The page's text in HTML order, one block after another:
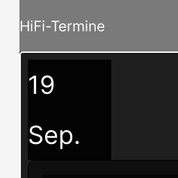
HiFi-Termine
19
Sep.